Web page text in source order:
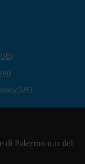
(UE)
Palermo n.11 del